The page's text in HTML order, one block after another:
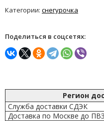
Категории: снегурочка
Поделиться в соцсетях:
Регион
Служба доставки СДЭК
Доставка по Москве до